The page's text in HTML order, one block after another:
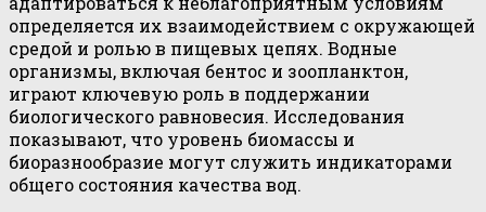
определяется их взаимодействием с окружающей
средой и ролью в пищевых цепях. Водные
организмы, включая бентос и зоопланктон,
играют ключевую роль в поддержании
биологического равновесия. Исследования
показывают, что уровень биомассы и
биоразнообразие могут служить индикаторами
общего состояния качества вод.